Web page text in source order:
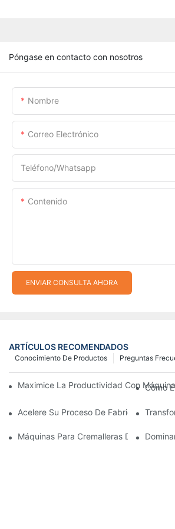
Póngase en contacto con nosotros
Nombre
Correo Electrónico
Teléfono/whatsapp
Contenido
ENVIAR CONSULTA AHORA
ARTÍCULOS RECOMENDADOS
Preguntas
Conocimiento De Productos
Maximice La Productividad Con Cómo
Acelere Su Proceso De Fabricación De
Máquinas Para Cremalleras De